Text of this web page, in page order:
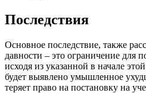
Последствия
Основное последствие, также
давности – это ограничение для
исходя из указанной в начале
будет выявлено умышленное
теряет право на постановку на